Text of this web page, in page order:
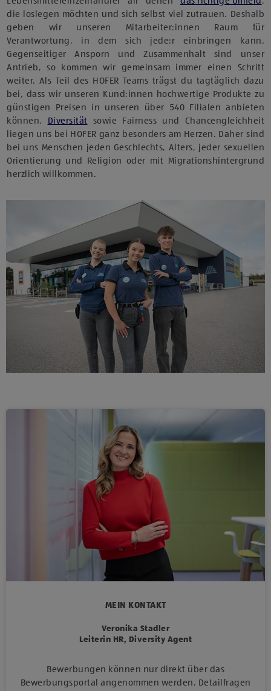
die loslegen möchten und sich selbst viel zutrauen. Deshalb
geben wir unseren Mitarbeiter:innen Raum für
Verantwortung, in dem sich jede:r einbringen kann.
Gegenseitiger Ansporn und Zusammenhalt sind unser
Antrieb, so kommen wir gemeinsam immer einen Schritt
weiter. Als Teil des HOFER Teams trägst du tagtäglich dazu
bei, dass wir unseren Kund:innen hochwertige Produkte zu
günstigen Preisen in unseren über 540 Filialen anbieten
können. Diversität sowie Fairness und Chancengleichheit
liegen uns bei HOFER ganz besonders am Herzen. Daher sind
bei uns Menschen jeden Geschlechts, Alters, jeder sexuellen
Orientierung und Religion oder mit Migrationshintergrund
herzlich willkommen.
MEIN KONTAKT
Veronika Stadler
Leiterin HR, Diversity Agent
Bewerbungen können nur direkt über das
Bewerbungsportal angenommen werden. Detailfragen